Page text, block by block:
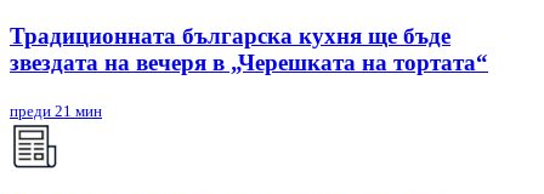
Традиционната българска кухня ще бъде
звездата на вечеря в „Черешката на тортата“
преди 21 мин